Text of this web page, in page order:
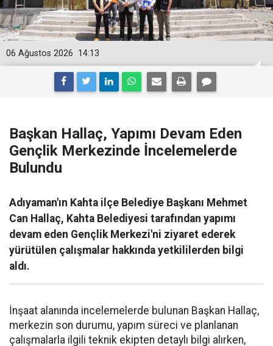
14:13
06 Ağustos 2026
Başkan Hallaç, Yapımı Devam Eden
Gençlik Merkezinde İncelemelerde
Bulundu
Adıyaman'ın Kahta ilçe Belediye Başkanı Mehmet
Can Hallaç, Kahta Belediyesi tarafından yapımı
devam eden Gençlik Merkezi'ni ziyaret ederek
yürütülen çalışmalar hakkında yetkililerden bilgi
aldı.
İnşaat alanında incelemelerde bulunan Başkan Hallaç,
merkezin son durumu, yapım süreci ve planlanan
çalışmalarla ilgili teknik ekipten detaylı bilgi alırken,